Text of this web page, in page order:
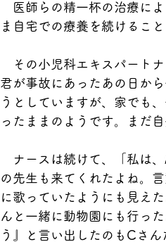
医師らの精一杯の治療によ
ま自宅での療養を続けること
その小児科エキスパートナ
君が事故にあったあの日か
うとしていますが、家でも
ったままのようです。まだ
ナースは続けて、「私は、
の先生も来てくれたよね。
に歌っていたようにも見え
んと一緒に動物園にも行っ
う』と言い出したのもCさ